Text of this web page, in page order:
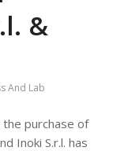
&
And Lab
the purchase of
Inoki S.r.l. has